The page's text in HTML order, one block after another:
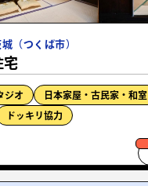
（つくば市）
宅
ジオ 日本家屋・古民家・和室
ドッキリ協力